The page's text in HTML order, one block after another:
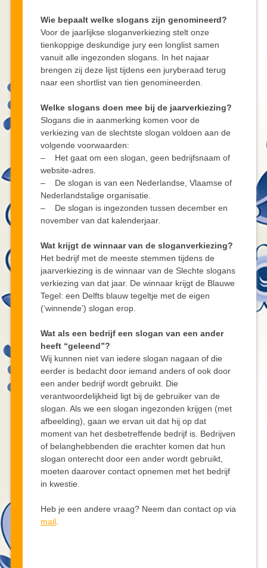
Wie bepaalt welke slogans zijn genomineerd?
Voor de jaarlijkse sloganverkiezing stelt onze
tienkoppige deskundige jury een longlist samen
vanuit alle ingezonden slogans. In het najaar
brengen zij deze lijst tijdens een juryberaad terug
naar een shortlist van tien genomineerden.
Welke slogans doen mee bij de jaarverkiezing?
Slogans die in aanmerking komen voor de
verkiezing van de slechtste slogan voldoen aan de
volgende voorwaarden:
– Het gaat om een slogan, geen bedrijfsnaam of
website-adres.
– De slogan is van een Nederlandse, Vlaamse of
Nederlandstalige organisatie.
– De slogan is ingezonden tussen december en
november van dat kalenderjaar.
Wat krijgt de winnaar van de sloganverkiezing?
Het bedrijf met de meeste stemmen tijdens de
jaarverkiezing is de winnaar van de Slechte slogans
verkiezing van dat jaar. De winnaar krijgt de Blauwe
Tegel: een Delfts blauw tegeltje met de eigen
(‘winnende’) slogan erop.
Wat als een bedrijf een slogan van een ander
heeft “geleend”?
Wij kunnen niet van iedere slogan nagaan of die
eerder is bedacht door iemand anders of ook door
een ander bedrijf wordt gebruikt. Die
verantwoordelijkheid ligt bij de gebruiker van de
slogan. Als we een slogan ingezonden krijgen (met
afbeelding), gaan we ervan uit dat hij op dat
moment van het desbetreffende bedrijf is. Bedrijven
of belanghebbenden die erachter komen dat hun
slogan onterecht door een ander wordt gebruikt,
moeten daarover contact opnemen met het bedrijf
in kwestie.
Heb je een andere vraag? Neem dan contact op via
mail.